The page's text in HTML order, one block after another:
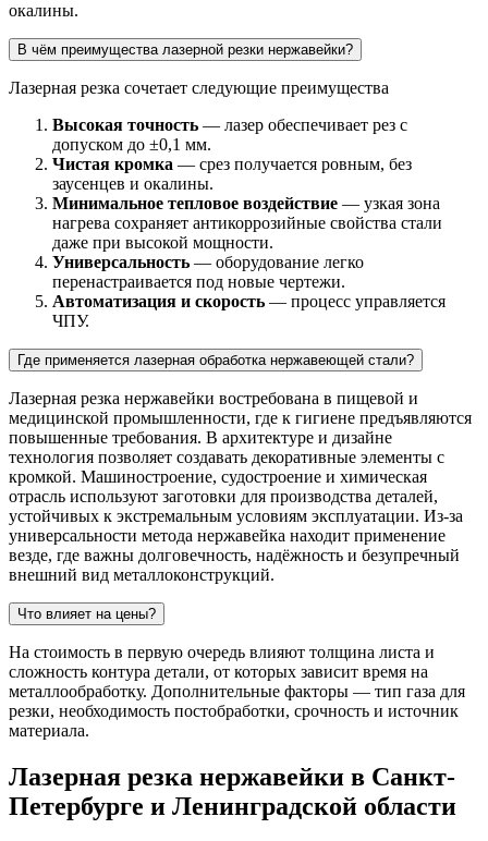
окалины.
В чём преимущества лазерной резки нержавейки?
Лазерная резка сочетает следующие преимущества
Высокая точность — лазер обеспечивает рез с
допуском до ±0,1 мм.
Чистая кромка — срез получается ровным, без
заусенцев и окалины.
Минимальное тепловое воздействие — узкая зона
нагрева сохраняет антикоррозийные свойства стали
даже при высокой мощности.
Универсальность — оборудование легко
перенастраивается под новые чертежи.
Автоматизация и скорость — процесс управляется
ЧПУ.
Где применяется лазерная обработка нержавеющей стали?
Лазерная резка нержавейки востребована в пищевой и
медицинской промышленности, где к гигиене предъявляются
повышенные требования. В архитектуре и дизайне
технология позволяет создавать декоративные элементы с
кромкой. Машиностроение, судостроение и химическая
отрасль используют заготовки для производства деталей,
устойчивых к экстремальным условиям эксплуатации. Из-за
универсальности метода нержавейка находит применение
везде, где важны долговечность, надёжность и безупречный
внешний вид металлоконструкций.
Что влияет на цены?
На стоимость в первую очередь влияют толщина листа и
сложность контура детали, от которых зависит время на
металлообработку. Дополнительные факторы — тип газа для
резки, необходимость постобработки, срочность и источник
материала.
Лазерная резка нержавейки в Санкт-
Петербурге и Ленинградской области